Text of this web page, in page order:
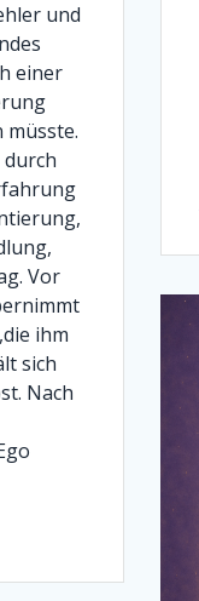
und
einer
müsste.
Vor
ihm
sich
Nach